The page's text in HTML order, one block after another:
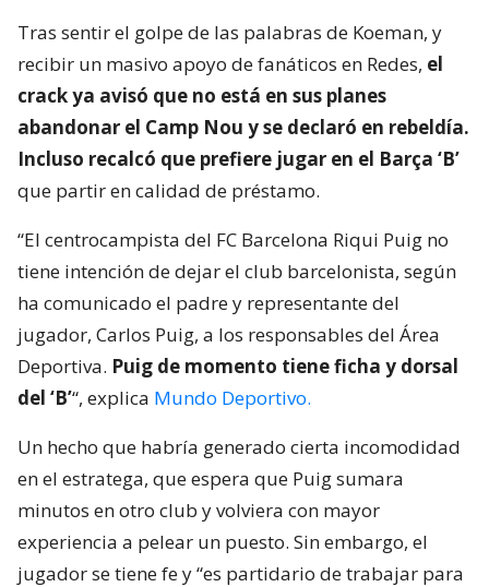
Tras sentir el golpe de las palabras de Koeman, y
recibir un masivo apoyo de fanáticos en Redes, el
crack ya avisó que no está en sus planes
abandonar el Camp Nou y se declaró en rebeldía.
Incluso recalcó que prefiere jugar en el Barça ‘B’
que partir en calidad de préstamo.
“El centrocampista del FC Barcelona Riqui Puig no
tiene intención de dejar el club barcelonista, según
ha comunicado el padre y representante del
jugador, Carlos Puig, a los responsables del Área
Deportiva. Puig de momento tiene ficha y dorsal
del ‘B’“, explica Mundo Deportivo.
Un hecho que habría generado cierta incomodidad
en el estratega, que espera que Puig sumara
minutos en otro club y volviera con mayor
experiencia a pelear un puesto. Sin embargo, el
jugador se tiene fe y “es partidario de trabajar para